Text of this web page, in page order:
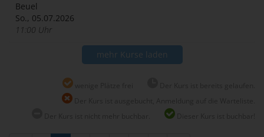
Beuel
So., 05.07.2026
11:00 Uhr
mehr Kurse laden